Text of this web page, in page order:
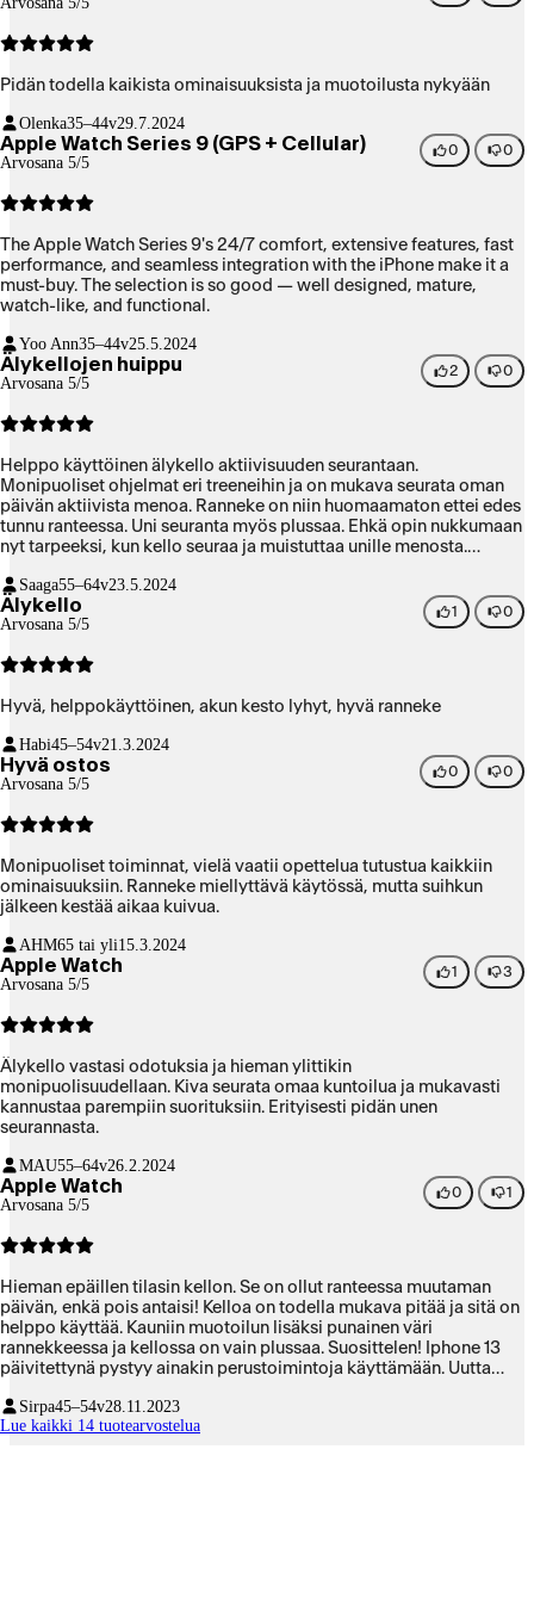
Pidän todella kaikista ominaisuuksista ja muotoilusta nykyään
Olenka35–44v29.7.2024
Apple Watch Series 9 (GPS + Cellular)
Arvosana 5/5
0 0
The Apple Watch Series 9's 24/7 comfort, extensive features, fast
performance, and seamless integration with the iPhone make it a
must-buy. The selection is so good — well designed, mature,
watch-like, and functional.
Yoo Ann35–44v25.5.2024
Älykellojen huippu
Arvosana 5/5
2 0
Helppo käyttöinen älykello aktiivisuuden seurantaan.
Monipuoliset ohjelmat eri treeneihin ja on mukava seurata oman
päivän aktiivista menoa. Ranneke on niin huomaamaton ettei edes
tunnu ranteessa. Uni seuranta myös plussaa. Ehkä opin nukkumaan
nyt tarpeeksi, kun kello seuraa ja muistuttaa unille menosta.
Saaga55–64v23.5.2024
Älykello
Arvosana 5/5
1 0
Hyvä, helppokäyttöinen, akun kesto lyhyt, hyvä ranneke
Habi45–54v21.3.2024
Hyvä ostos
Arvosana 5/5
0 0
Monipuoliset toiminnat, vielä vaatii opettelua tutustua kaikkiin
ominaisuuksiin. Ranneke miellyttävä käytössä, mutta suihkun
jälkeen kestää aikaa kuivua.
AHM65 tai yli15.3.2024
Apple Watch
Arvosana 5/5
1 3
Älykello vastasi odotuksia ja hieman ylittikin
monipuolisuudellaan. Kiva seurata omaa kuntoilua ja mukavasti
kannustaa parempiin suorituksiin. Erityisesti pidän unen
seurannasta.
MAU55–64v26.2.2024
Apple Watch
Arvosana 5/5
0 1
Hieman epäillen tilasin kellon. Se on ollut ranteessa muutaman
päivän, enkä pois antaisi! Kelloa on todella mukava pitää ja sitä on
helppo käyttää. Kauniin muotoilun lisäksi punainen väri
rannekkeessa ja kellossa on vain plussaa. Suosittelen! Iphone 13
päivitettynä pystyy ainakin perustoimintoja käyttämään. Uutta
Sirpa45–54v28.11.2023
Lue kaikki 14 tuotearvostelua